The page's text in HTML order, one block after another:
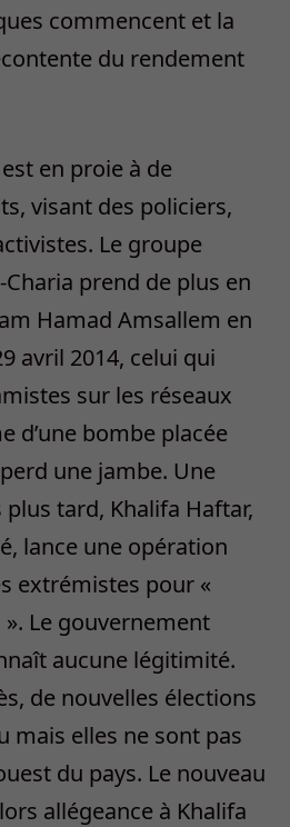
commencent et la
du rendement
en proie à de
visant des policiers,
Le groupe
prend de plus en
Hamad Amsallem en
avril 2014, celui qui
sur les réseaux
d’une bombe placée
une jambe. Une
tard, Khalifa Haftar,
lance une opération
extrémistes pour «
Le gouvernement
aucune légitimité.
de nouvelles élections
mais elles ne sont pas
du pays. Le nouveau
allégeance à Khalifa